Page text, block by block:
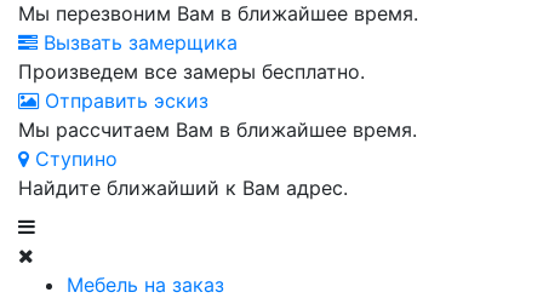
Мы перезвоним Вам в ближайшее время.
Вызвать замерщика
Произведем все замеры бесплатно.
Отправить эскиз
Мы рассчитаем Вам в ближайшее время.
Ступино
Найдите ближайший к Вам адрес.
Мебель на заказ